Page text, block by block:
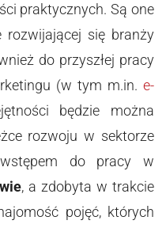
praktycznych. Są one
się branży
do przyszłej pracy
(w tym m.in. e-
będzie można
rozwoju w sektorze
do pracy w
, a zdobyta w trakcie
pojęć, których